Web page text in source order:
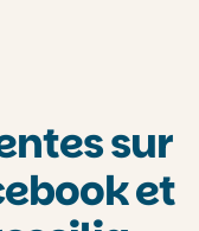
sur
et